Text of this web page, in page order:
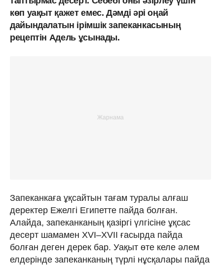
көп уақыт қажет емес. Дәмді әрі оңай
дайындалатын ірімшік запеканкасының
рецептін Адель ұсынады.
Запеканкаға ұқсайтын тағам туралы алғаш
деректер Ежелгі Египетте пайда болған.
Алайда, запеканканың қазіргі үлгісіне ұқсас
десерт шамамен XVI–XVII ғасырда пайда
болған деген дерек бар. Уақыт өте келе әлем
елдерінде запеканканың түрлі нұсқалары пайда